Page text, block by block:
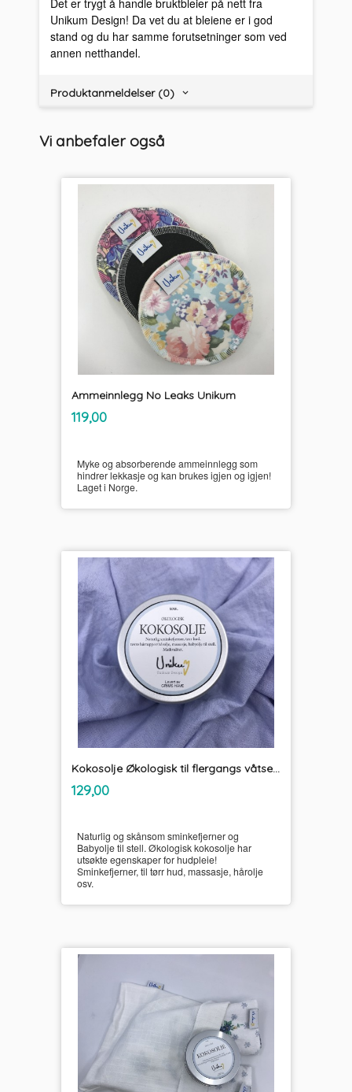
Unikum Design! Da vet du at bleiene er i god
stand og du har samme forutsetninger som ved
annen netthandel.
Produktanmeldelser (0)
Vi anbefaler også
Ammeinnlegg No Leaks Unikum
Pris
119,00inkl.
mva.
Myke og absorberende ammeinnlegg som
hindrer lekkasje og kan brukes igjen og igjen!
Laget i Norge.
Kokosolje Økologisk til flergangs våtservietter og sminkefjerner Unikum
Pris
129,00mva.
Naturlig og skånsom sminkefjerner og
Babyolje til stell. Økologisk kokosolje har
utsøkte egenskaper for hudpleie!
Sminkefjerner, til tørr hud, massasje, hårolje
osv.